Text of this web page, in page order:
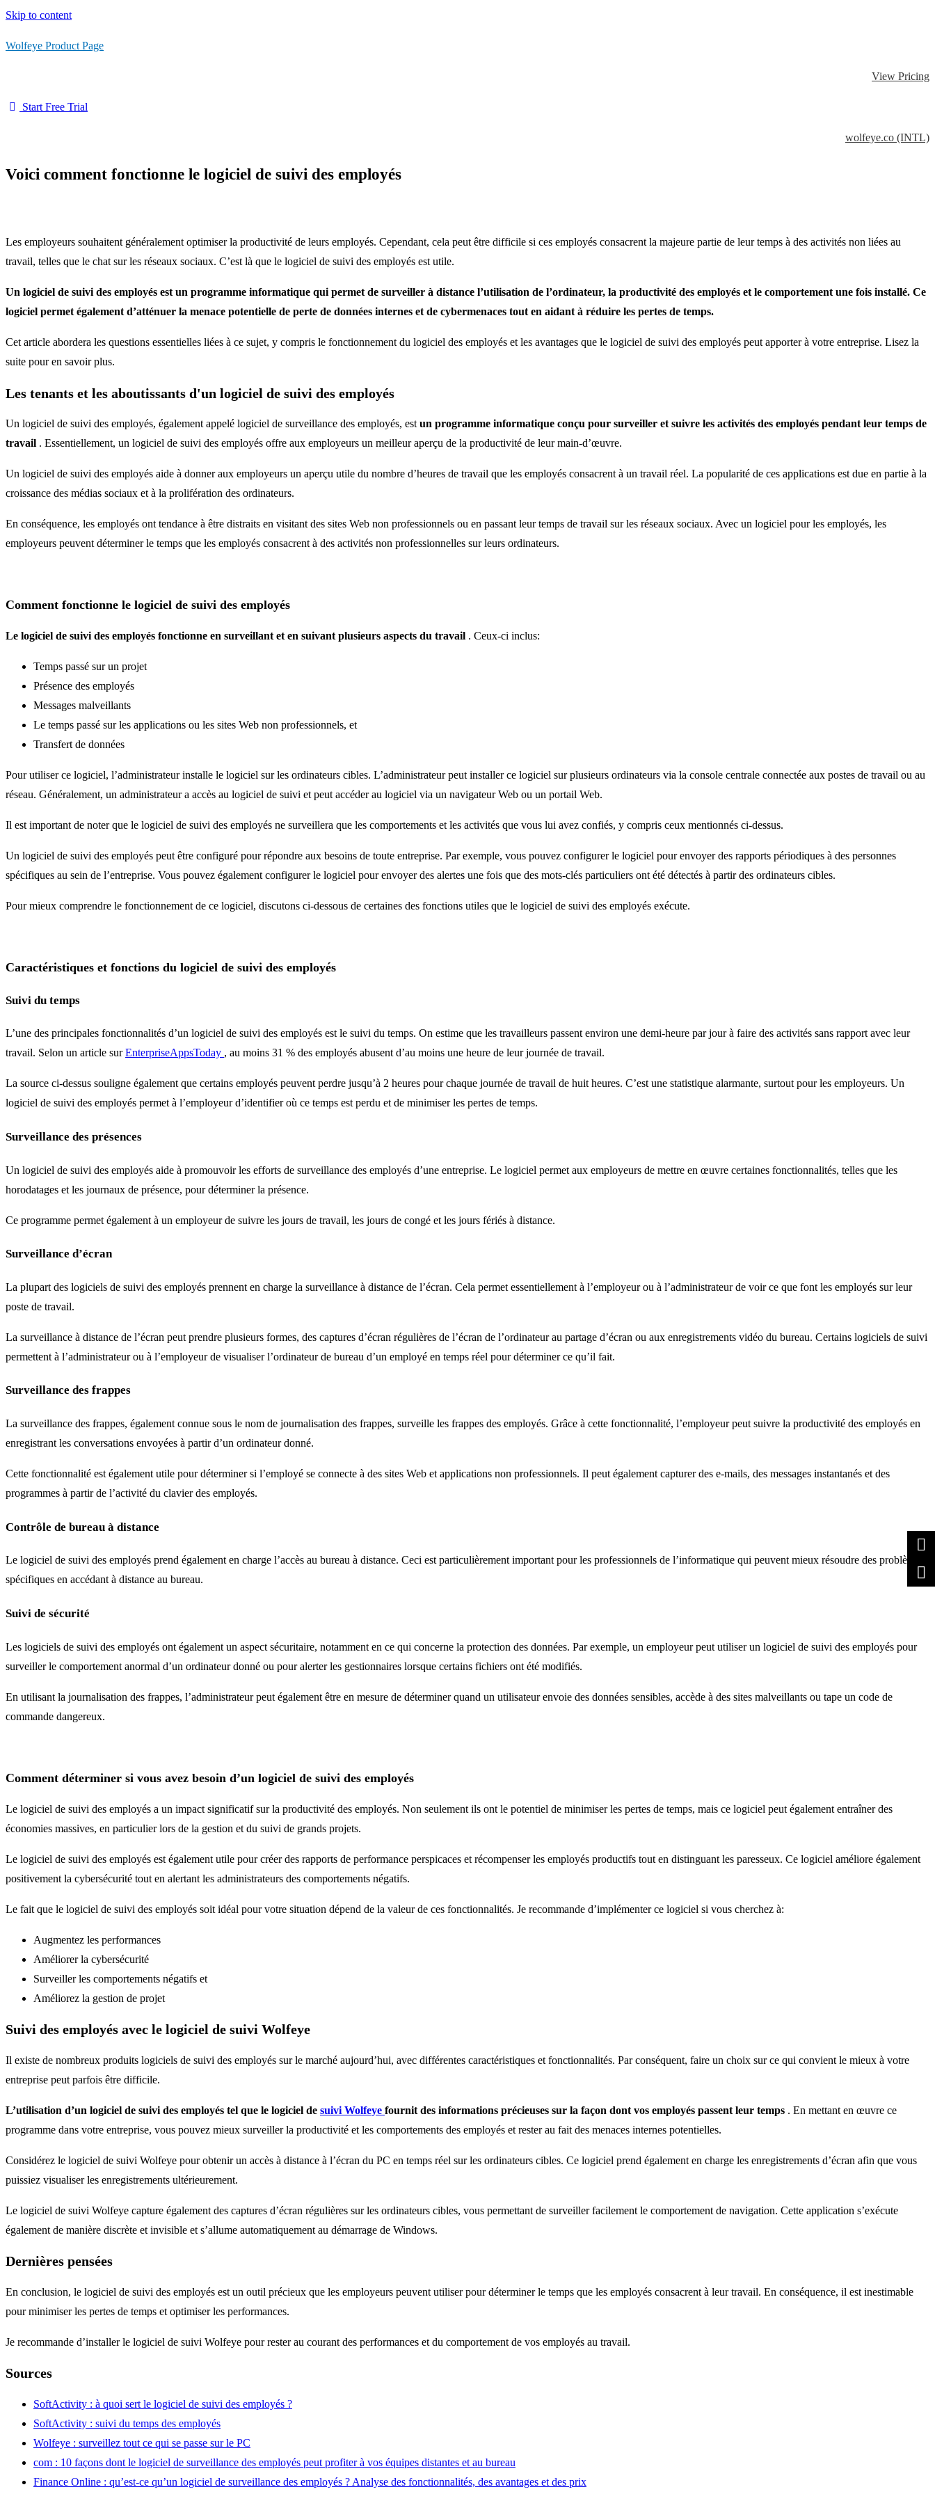
Skip to content
Wolfeye Product Page
View Pricing
Start Free Trial
wolfeye.co (INTL)
Voici comment fonctionne le logiciel de suivi des employés
Les employeurs souhaitent généralement optimiser la productivité de leurs employés. Cependant, cela peut être difficile si ces employés consacrent la majeure partie de leur temps à des activités non liées au
travail, telles que le chat sur les réseaux sociaux. C’est là que le logiciel de suivi des employés est utile.
Un logiciel de suivi des employés est un programme informatique qui permet de surveiller à distance l’utilisation de l’ordinateur, la productivité des employés et le comportement une fois installé. Ce
logiciel permet également d’atténuer la menace potentielle de perte de données internes et de cybermenaces tout en aidant à réduire les pertes de temps.
Cet article abordera les questions essentielles liées à ce sujet, y compris le fonctionnement du logiciel des employés et les avantages que le logiciel de suivi des employés peut apporter à votre entreprise. Lisez la
suite pour en savoir plus.
Les tenants et les aboutissants d'un logiciel de suivi des employés
Un logiciel de suivi des employés, également appelé logiciel de surveillance des employés, est un programme informatique conçu pour surveiller et suivre les activités des employés pendant leur temps de
travail . Essentiellement, un logiciel de suivi des employés offre aux employeurs un meilleur aperçu de la productivité de leur main-d’œuvre.
Un logiciel de suivi des employés aide à donner aux employeurs un aperçu utile du nombre d’heures de travail que les employés consacrent à un travail réel. La popularité de ces applications est due en partie à la
croissance des médias sociaux et à la prolifération des ordinateurs.
En conséquence, les employés ont tendance à être distraits en visitant des sites Web non professionnels ou en passant leur temps de travail sur les réseaux sociaux. Avec un logiciel pour les employés, les
employeurs peuvent déterminer le temps que les employés consacrent à des activités non professionnelles sur leurs ordinateurs.
Comment fonctionne le logiciel de suivi des employés
Le logiciel de suivi des employés fonctionne en surveillant et en suivant plusieurs aspects du travail . Ceux-ci inclus:
Temps passé sur un projet
Présence des employés
Messages malveillants
Le temps passé sur les applications ou les sites Web non professionnels, et
Transfert de données
Pour utiliser ce logiciel, l’administrateur installe le logiciel sur les ordinateurs cibles. L’administrateur peut installer ce logiciel sur plusieurs ordinateurs via la console centrale connectée aux postes de travail ou au
réseau. Généralement, un administrateur a accès au logiciel de suivi et peut accéder au logiciel via un navigateur Web ou un portail Web.
Il est important de noter que le logiciel de suivi des employés ne surveillera que les comportements et les activités que vous lui avez confiés, y compris ceux mentionnés ci-dessus.
Un logiciel de suivi des employés peut être configuré pour répondre aux besoins de toute entreprise. Par exemple, vous pouvez configurer le logiciel pour envoyer des rapports périodiques à des personnes
spécifiques au sein de l’entreprise. Vous pouvez également configurer le logiciel pour envoyer des alertes une fois que des mots-clés particuliers ont été détectés à partir des ordinateurs cibles.
Pour mieux comprendre le fonctionnement de ce logiciel, discutons ci-dessous de certaines des fonctions utiles que le logiciel de suivi des employés exécute.
Caractéristiques et fonctions du logiciel de suivi des employés
Suivi du temps
L’une des principales fonctionnalités d’un logiciel de suivi des employés est le suivi du temps. On estime que les travailleurs passent environ une demi-heure par jour à faire des activités sans rapport avec leur
travail. Selon un article surEnterpriseAppsToday , au moins 31 % des employés abusent d’au moins une heure de leur journée de travail.
La source ci-dessus souligne également que certains employés peuvent perdre jusqu’à 2 heures pour chaque journée de travail de huit heures. C’est une statistique alarmante, surtout pour les employeurs. Un
logiciel de suivi des employés permet à l’employeur d’identifier où ce temps est perdu et de minimiser les pertes de temps.
Surveillance des présences
Un logiciel de suivi des employés aide à promouvoir les efforts de surveillance des employés d’une entreprise. Le logiciel permet aux employeurs de mettre en œuvre certaines fonctionnalités, telles que les
horodatages et les journaux de présence, pour déterminer la présence.
Ce programme permet également à un employeur de suivre les jours de travail, les jours de congé et les jours fériés à distance.
Surveillance d’écran
La plupart des logiciels de suivi des employés prennent en charge la surveillance à distance de l’écran. Cela permet essentiellement à l’employeur ou à l’administrateur de voir ce que font les employés sur leur
poste de travail.
La surveillance à distance de l’écran peut prendre plusieurs formes, des captures d’écran régulières de l’écran de l’ordinateur au partage d’écran ou aux enregistrements vidéo du bureau. Certains logiciels de suivi
permettent à l’administrateur ou à l’employeur de visualiser l’ordinateur de bureau d’un employé en temps réel pour déterminer ce qu’il fait.
Surveillance des frappes
La surveillance des frappes, également connue sous le nom de journalisation des frappes, surveille les frappes des employés. Grâce à cette fonctionnalité, l’employeur peut suivre la productivité des employés en
enregistrant les conversations envoyées à partir d’un ordinateur donné.
Cette fonctionnalité est également utile pour déterminer si l’employé se connecte à des sites Web et applications non professionnels. Il peut également capturer des e-mails, des messages instantanés et des
programmes à partir de l’activité du clavier des employés.
Contrôle de bureau à distance
Le logiciel de suivi des employés prend également en charge l’accès au bureau à distance. Ceci est particulièrement important pour les professionnels de l’informatique qui peuvent mieux résoudre des problèmes
spécifiques en accédant à distance au bureau.
Suivi de sécurité
Les logiciels de suivi des employés ont également un aspect sécuritaire, notamment en ce qui concerne la protection des données. Par exemple, un employeur peut utiliser un logiciel de suivi des employés pour
surveiller le comportement anormal d’un ordinateur donné ou pour alerter les gestionnaires lorsque certains fichiers ont été modifiés.
En utilisant la journalisation des frappes, l’administrateur peut également être en mesure de déterminer quand un utilisateur envoie des données sensibles, accède à des sites malveillants ou tape un code de
commande dangereux.
Comment déterminer si vous avez besoin d’un logiciel de suivi des employés
Le logiciel de suivi des employés a un impact significatif sur la productivité des employés. Non seulement ils ont le potentiel de minimiser les pertes de temps, mais ce logiciel peut également entraîner des
économies massives, en particulier lors de la gestion et du suivi de grands projets.
Le logiciel de suivi des employés est également utile pour créer des rapports de performance perspicaces et récompenser les employés productifs tout en distinguant les paresseux. Ce logiciel améliore également
positivement la cybersécurité tout en alertant les administrateurs des comportements négatifs.
Le fait que le logiciel de suivi des employés soit idéal pour votre situation dépend de la valeur de ces fonctionnalités. Je recommande d’implémenter ce logiciel si vous cherchez à:
Augmentez les performances
Améliorer la cybersécurité
Surveiller les comportements négatifs et
Améliorez la gestion de projet
Suivi des employés avec le logiciel de suivi Wolfeye
Il existe de nombreux produits logiciels de suivi des employés sur le marché aujourd’hui, avec différentes caractéristiques et fonctionnalités. Par conséquent, faire un choix sur ce qui convient le mieux à votre
entreprise peut parfois être difficile.
L’utilisation d’un logiciel de suivi des employés tel que le logiciel de suivi Wolfeye fournit des informations précieuses sur la façon dont vos employés passent leur temps . En mettant en œuvre ce
programme dans votre entreprise, vous pouvez mieux surveiller la productivité et les comportements des employés et rester au fait des menaces internes potentielles.
Considérez le logiciel de suivi Wolfeye pour obtenir un accès à distance à l’écran du PC en temps réel sur les ordinateurs cibles. Ce logiciel prend également en charge les enregistrements d’écran afin que vous
puissiez visualiser les enregistrements ultérieurement.
Le logiciel de suivi Wolfeye capture également des captures d’écran régulières sur les ordinateurs cibles, vous permettant de surveiller facilement le comportement de navigation. Cette application s’exécute
également de manière discrète et invisible et s’allume automatiquement au démarrage de Windows.
Dernières pensées
En conclusion, le logiciel de suivi des employés est un outil précieux que les employeurs peuvent utiliser pour déterminer le temps que les employés consacrent à leur travail. En conséquence, il est inestimable
pour minimiser les pertes de temps et optimiser les performances.
Je recommande d’installer le logiciel de suivi Wolfeye pour rester au courant des performances et du comportement de vos employés au travail.
Sources
SoftActivity : à quoi sert le logiciel de suivi des employés ?
SoftActivity : suivi du temps des employés
Wolfeye : surveillez tout ce qui se passe sur le PC
com : 10 façons dont le logiciel de surveillance des employés peut profiter à vos équipes distantes et au bureau
Finance Online : qu’est-ce qu’un logiciel de surveillance des employés ? Analyse des fonctionnalités, des avantages et des prix